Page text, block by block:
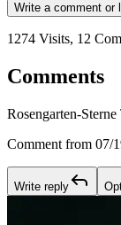
Write a comment or
1274 Visits, 12
Comments
Rosengarten-Sterne
Comment from 07/
Write reply